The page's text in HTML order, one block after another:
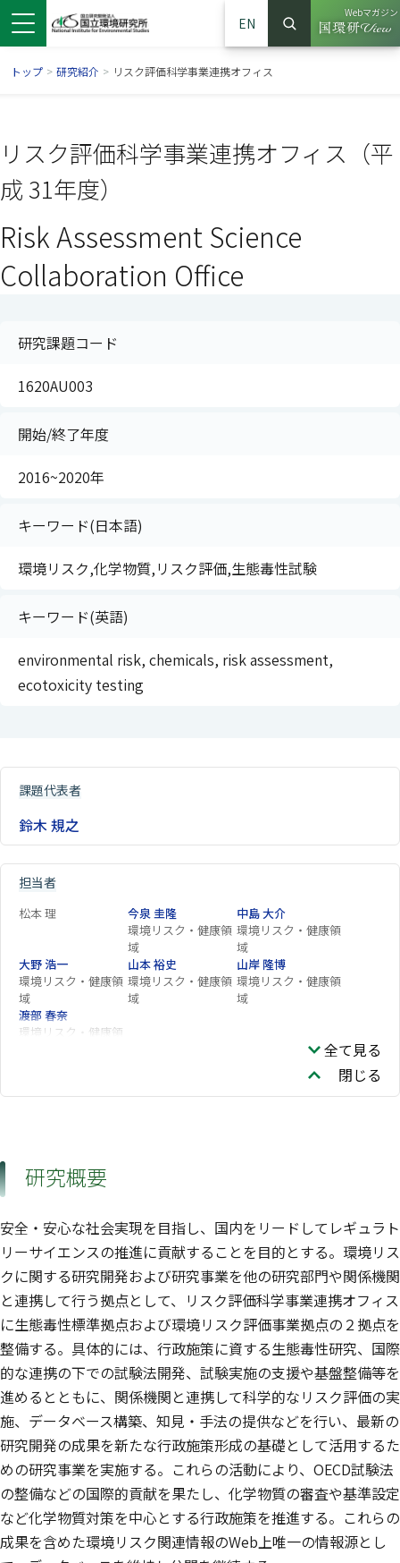
EN
サイト内検索
検索
Webマガジン
（別ウイ
トップ > 研究紹介 > リスク評価科学事業連携オフィス
リスク評価科学事業連携オフィス（平
成 31年度）
Risk Assessment Science
Collaboration Office
研究課題コード
1620AU003
開始/終了年度
2016~2020年
キーワード(日本語)
環境リスク,化学物質,リスク評価,生態毒性試験
キーワード(英語)
environmental risk, chemicals, risk assessment,
ecotoxicity testing
課題代表者
鈴木 規之
担当者
松本 理
今泉 圭隆
環境リスク・健康領
域
中島 大介
環境リスク・健康領
域
大野 浩一
環境リスク・健康領
域
山本 裕史
環境リスク・健康領
域
山岸 隆博
環境リスク・健康領
域
渡部 春奈
環境リスク・健康領
全て見る
閉じる
研究概要
安全・安心な社会実現を目指し、国内をリードしてレギュラト
リーサイエンスの推進に貢献することを目的とする。環境リス
クに関する研究開発および研究事業を他の研究部門や関係機関
と連携して行う拠点として、リスク評価科学事業連携オフィス
に生態毒性標準拠点および環境リスク評価事業拠点の２拠点を
整備する。具体的には、行政施策に資する生態毒性研究、国際
的な連携の下での試験法開発、試験実施の支援や基盤整備等を
進めるとともに、関係機関と連携して科学的なリスク評価の実
施、データベース構築、知見・手法の提供などを行い、最新の
研究開発の成果を新たな行政施策形成の基礎として活用するた
めの研究事業を実施する。これらの活動により、OECD試験法
の整備などの国際的貢献を果たし、化学物質の審査や基準設定
など化学物質対策を中心とする行政施策を推進する。これらの
成果を含めた環境リスク関連情報のWeb上唯一の情報源とし